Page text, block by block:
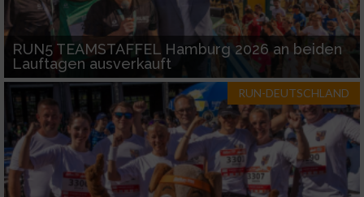
RUN5 TEAMSTAFFEL Hamburg 2026 an beiden
Lauftagen ausverkauft
RUN-DEUTSCHLAND
von Inhalten
IAB-Besonderheiten:
Verwendung genauer Standortdaten
Geräte anhand von aktiv angeforderten
Informationen identifizieren
Nicht-IAB-Verarbeitungszwecke:
Notwendig